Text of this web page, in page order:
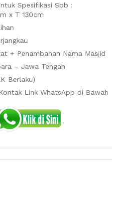
Spesifikasi Sbb :
x T 130cm
+ Penambahan Nama Masjid
– Jawa Tengah
Berlaku)
Link WhatsApp di Bawah